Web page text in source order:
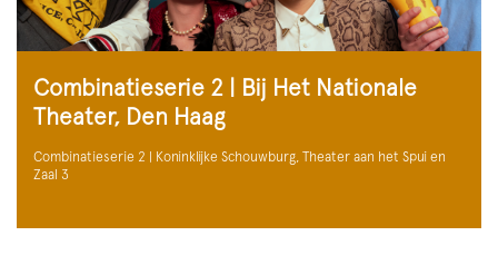
Combinatieserie 2 | Bij Het Nationale
Theater, Den Haag
Combinatieserie 2 | Koninklijke Schouwburg, Theater aan het Spui en
Zaal 3